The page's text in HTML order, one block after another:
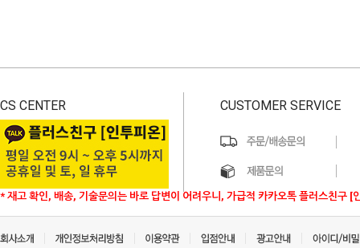
CS CENTER
* 재고 확인, 배송, 기술문의는 바로 답변이 어려우니, 가급적 카카오톡 플러스친구 [
CUSTOMER SERVICE